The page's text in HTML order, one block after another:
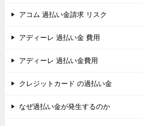
アコム 過払い金請求 リスク
アディーレ 過払い金 費用
アディーレ 過払い金費用
クレジットカード の過払い金
なぜ過払い金が発生するのか